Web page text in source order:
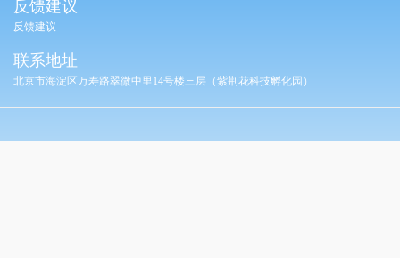
反馈建议
反馈建议
联系地址
北京市海淀区万寿路翠微中里14号楼三层（紫荆花科技孵化园）